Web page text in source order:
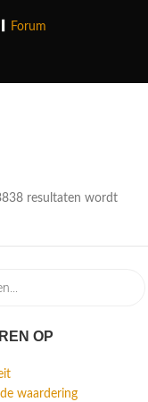
Forum
resultaten wordt
OP
waardering